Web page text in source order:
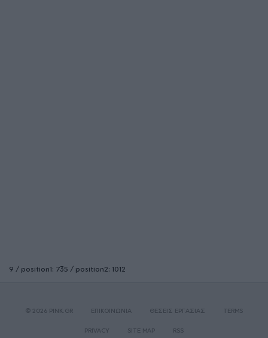
9 / position1: 735 / position2: 1012
© 2026 PINK.GR ΕΠΙΚΟΙΝΩΝΙΑ ΘΕΣΕΙΣ ΕΡΓΑΣΙΑΣ TERMS
PRIVACY SITE MAP RSS